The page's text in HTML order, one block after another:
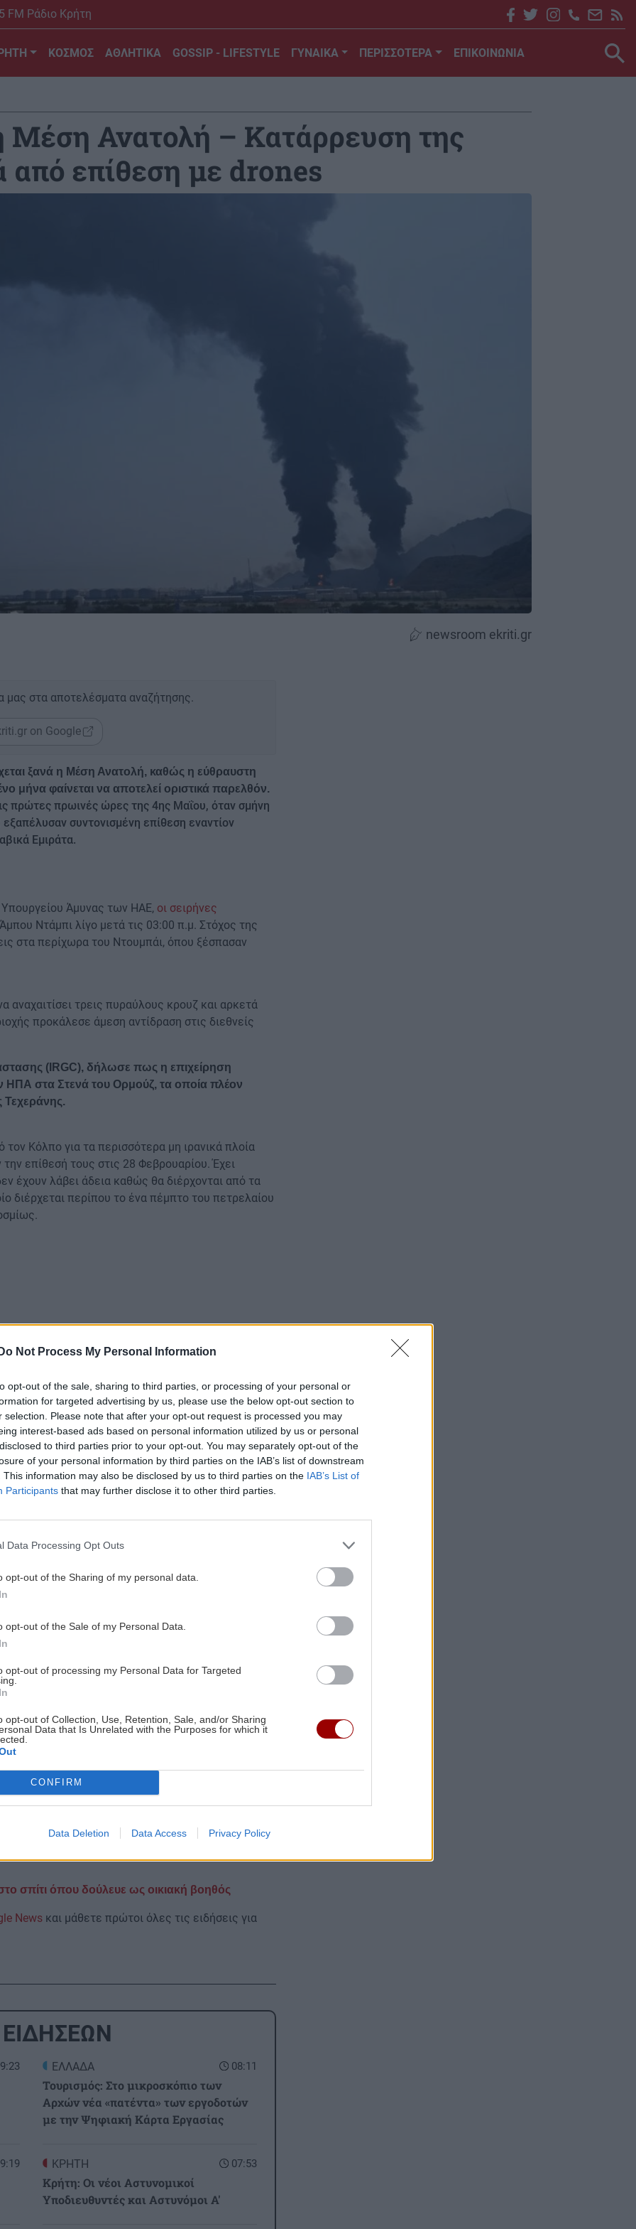
Do Not Process My Personal Information
opt-out of the sale, sharing to third parties, or processing of your personal or
for targeted advertising by us, please use the below opt-out section to
selection. Please note that after your opt-out request is processed you may
interest-based ads based on personal information utilized by us or personal
to third parties prior to your opt-out. You may separately opt-out of the
of your personal information by third parties on the IAB’s list of downstream
This information may also be disclosed by us to third parties on the IAB’s List of
Participants that may further disclose it to other third parties.
Data Processing Opt Outs
opt-out of the Sharing of my personal data.
opt-out of the Sale of my Personal Data.
opt-out of processing my Personal Data for Targeted
opt-out of Collection, Use, Retention, Sale, and/or Sharing
Data that Is Unrelated with the Purposes for which it
CONFIRM
Data Deletion Data Access Privacy Policy
FM Ράδιο Κρήτη
ΚΟΣΜΟΣ ΑΘΛΗΤΙΚΑ GOSSIP - LIFESTYLE ΓΥΝΑΙΚΑ ΠΕΡΙΣΣΟΤΕΡΑ ΕΠΙΚΟΙΝΩΝΙΑ
Μέση Ανατολή – Κατάρρευση της
από επίθεση με drones
newsroom ekriti.gr
μας στα αποτελέσματα αναζήτησης.
on Google
ξανά η Μέση Ανατολή, καθώς η εύθραυστη
μήνα φαίνεται να αποτελεί οριστικά παρελθόν.
πρώτες πρωινές ώρες της 4ης Μαΐου, όταν σμήνη
συντονισμένη επίθεση εναντίον
Εμιράτα.
Άμυνας των ΗΑΕ, οι σειρήνες
Ντάμπι λίγο μετά τις 03:00 π.μ. Στόχος της
στα περίχωρα του Ντουμπάι, όπου ξέσπασαν
τρεις πυραύλους κρουζ και αρκετά
προκάλεσε άμεση αντίδραση στις διεθνείς
(IRGC), δήλωσε πως η επιχείρηση
στα Στενά του Ορμούζ, τα οποία πλέον
Τεχεράνης.
τον Κόλπο για τα περισσότερα μη ιρανικά πλοία
επίθεσή τους στις 28 Φεβρουαρίου. Έχει
έχουν λάβει άδεια καθώς θα διέρχονται από τα
διέρχεται περίπου το ένα πέμπτο του πετρελαίου
μόνο στον Κόλπο. Η κατάσταση κλιμακώνεται
οι μάχες στον Νότιο Λίβανο μεταξύ του IDF και
πυρών να θυμίζουν τις πρώτες μέρες του
πρεσβεία στη Βαγδάτη σήμανε κόκκινο συναγερμό
νεκρή» από αναλυτές του ΟΗΕ, καθώς οι
την ανάσα. Οι ΗΠΑ προειδοποιούν με «σκληρά
η ελεύθερη ναυσιπλοΐα στα Στενά του Ορμούζ,
έκκληση για αυτοσυγκράτηση.
σε άλμα των τιμών του πετρελαίου, με τους
οι οικονομικές συνέπειες θα είναι
σπίτι όπου δούλευε ως οικιακή βοηθός
News και μάθετε πρώτοι όλες τις ειδήσεις για
08:11
ΕΛΛΑΔΑ
Τουρισμός: Στο μικροσκόπιο των
Αρχών νέα «πατέντα» των εργοδοτών
με την Ψηφιακή Κάρτα Εργασίας
07:53
ΚΡΗΤΗ
Κρήτη: Οι νέοι Αστυνομικοί
Υποδιευθυντές και Αστυνόμοι Α'